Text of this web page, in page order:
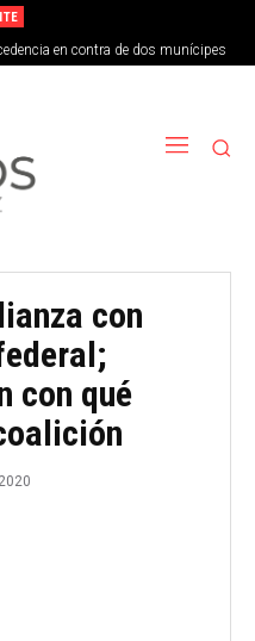
en contra de dos munícipes
con
con qué